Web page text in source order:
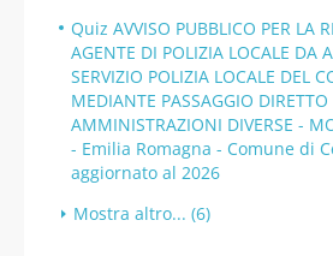
Quiz AVVISO PUBBLICO PER LA
AGENTE DI POLIZIA LOCALE DA
SERVIZIO POLIZIA LOCALE DEL
MEDIANTE PASSAGGIO
AMMINISTRAZIONI DIVERSE -
- Emilia Romagna - Comune di
aggiornato al 2026
Mostra altro... (6)